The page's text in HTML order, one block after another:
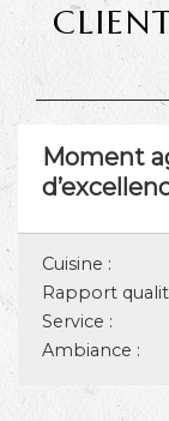
Moment
Cuisine :
Rapport
Service :
Ambiance :